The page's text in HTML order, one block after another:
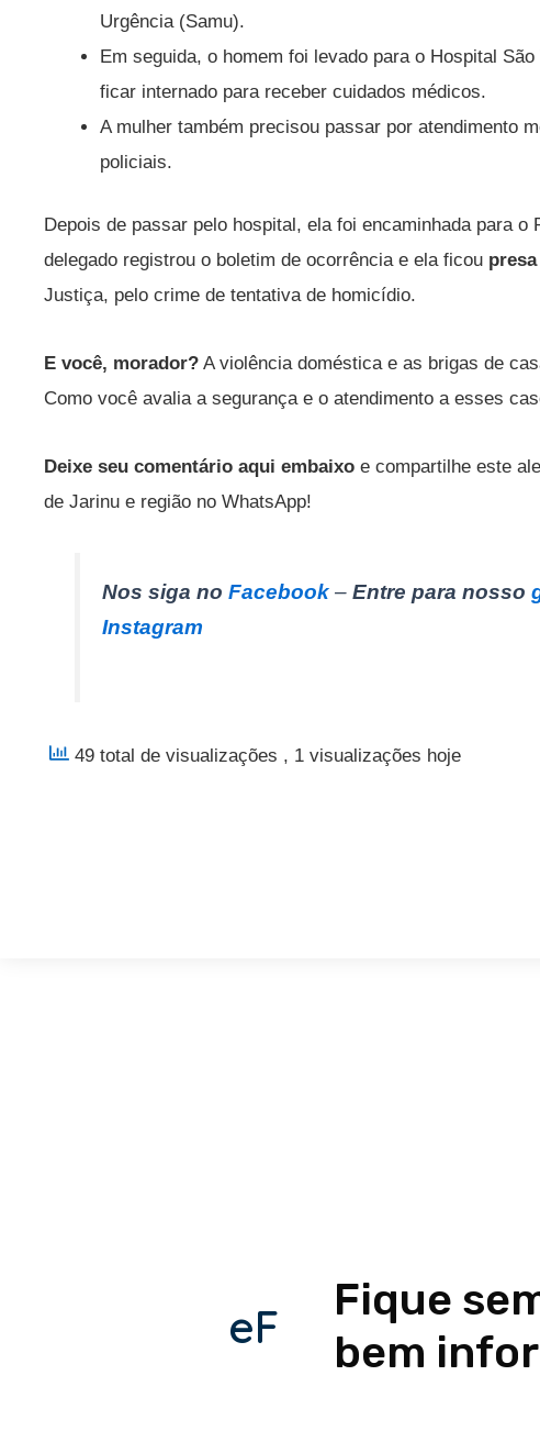
Urgência (Samu).
Em seguida, o homem foi levado para o Hospital
ficar internado para receber cuidados médicos.
A mulher também precisou passar por atendimento
policiais.
Depois de passar pelo hospital, ela foi encaminhada para o
delegado registrou o boletim de ocorrência e ela ficou
Justiça, pelo crime de tentativa de homicídio.
E você, morador? A violência doméstica e as brigas de
Como você avalia a segurança e o atendimento a esses
Deixe seu comentário aqui embaixo e compartilhe este
de Jarinu e região no WhatsApp!
Nos siga noFacebook –Entre para nosso
Instagram
49 total de visualizações , 1 visualizações hoje
eF
Fique
bem